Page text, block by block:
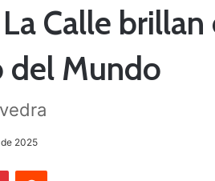
Calle brillan
del Mundo
2025